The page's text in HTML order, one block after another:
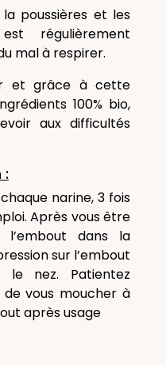
poussières et les
régulièrement
mal à respirer.
et grâce à cette
100% bio,
aux difficultés
:
narine, 3 fois
Après vous être
l’embout dans la
sur l’embout
nez. Patientez
vous moucher à
après usage